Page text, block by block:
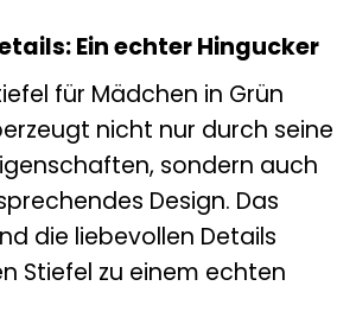
Ein echter Hingucker
für Mädchen in Grün
nicht nur durch seine
sondern auch
Design. Das
die liebevollen Details
Stiefel zu einem echten